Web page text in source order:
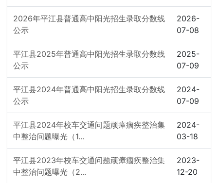
2026年平江县普通高中阳光招生录取分数线
公示
2026-
07-08
平江县2025年普通高中阳光招生录取分数线
公示
2025-
07-09
平江县2024年普通高中阳光招生录取分数线
公示
2024-
07-09
平江县2024年校车交通问题顽瘴痼疾整治集
中整治问题曝光（1...
2024-
03-18
平江县2023年校车交通问题顽瘴痼疾整治集
中整治问题曝光（2...
2023-
12-20